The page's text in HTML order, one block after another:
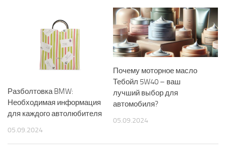
Разболтовка BMW:
Необходимая информация
для каждого автолюбителя
05.09.2024
Почему моторное масло
Тебойл 5W40 – ваш
лучший выбор для
автомобиля?
05.09.2024